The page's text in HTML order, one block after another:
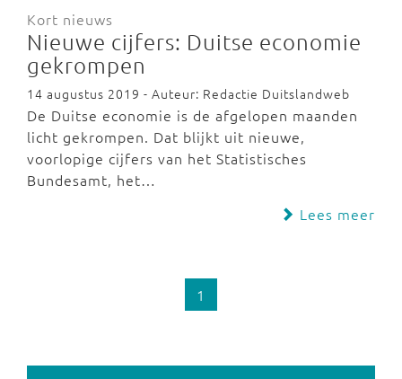
Kort nieuws
Nieuwe cijfers: Duitse economie
gekrompen
14 augustus 2019 - Auteur: Redactie Duitslandweb
De Duitse economie is de afgelopen maanden
licht gekrompen. Dat blijkt uit nieuwe,
voorlopige cijfers van het Statistisches
Bundesamt, het…
Lees meer
1